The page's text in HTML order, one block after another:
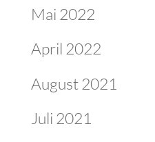
Mai 2022
April 2022
August 2021
Juli 2021